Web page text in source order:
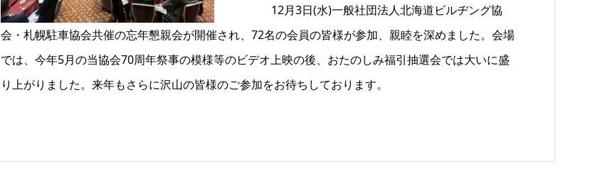
12月3日(水)一般社団法人北海道ビルヂング協
会・札幌駐車協会共催の忘年懇親会が開催され、72名の会員の皆様が参加、親睦を深めました。会場
では、今年5月の当協会70周年祭事の模様等のビデオ上映の後、おたのしみ福引抽選会では大いに盛
り上がりました。来年もさらに沢山の皆様のご参加をお待ちしております。